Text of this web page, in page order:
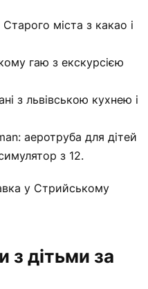
Старого міста з какао і
гаю з екскурсією
з львівською кухнею і
аеротруба для дітей
з 12.
у Стрийському
з дітьми за